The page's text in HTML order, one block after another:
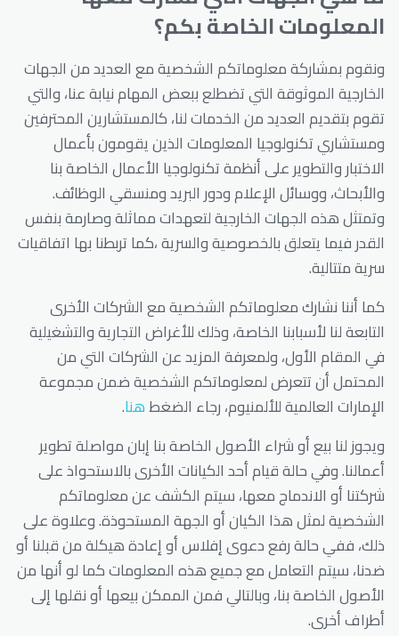
المعلومات الخاصة بكم؟
ونقوم بمشاركة معلوماتكم الشخصية مع العديد من الجهات
الخارجية الموثوقة التي تضطلع ببعض المهام نيابة عنا، والتي
تقوم بتقديم العديد من الخدمات لنا، كالمستشارين المحترفين
ومستشاري تكنولوجيا المعلومات الذين يقومون بأعمال
الاختبار والتطوير على أنظمة تكنولوجيا الأعمال الخاصة بنا
والأبحاث، ووسائل الإعلام ودور البريد ومنسقي الوظائف.
وتمتثل هذه الجهات الخارجية لتعهدات مماثلة وصارمة بنفس
القدر فيما يتعلق بالخصوصية والسرية ،كما تربطنا بها اتفاقيات
سرية متتالية.
كما أننا نشارك معلوماتكم الشخصية مع الشركات الأخرى
التابعة لنا لأسبابنا الخاصة، وذلك للأغراض التجارية والتشغيلية
في المقام الأول، ولمعرفة المزيد عن الشركات التي من
المحتمل أن تتعرض لمعلوماتكم الشخصية ضمن مجموعة
الإمارات العالمية للألمنيوم، رجاء الضغطهنا.
ويجوز لنا بيع أو شراء الأصول الخاصة بنا إبان مواصلة تطوير
أعمالنا. وفي حالة قيام أحد الكيانات الأخرى بالاستحواذ على
شركتنا أو الاندماج معها، سيتم الكشف عن معلوماتكم
الشخصية لمثل هذا الكيان أو الجهة المستحوذة. وعلاوة على
ذلك، ففي حالة رفع دعوى إفلاس أو إعادة هيكلة من قبلنا أو
ضدنا، سيتم التعامل مع جميع هذه المعلومات كما لو أنها من
الأصول الخاصة بنا، وبالتالي فمن الممكن بيعها أو نقلها إلى
أطراف أخرى.